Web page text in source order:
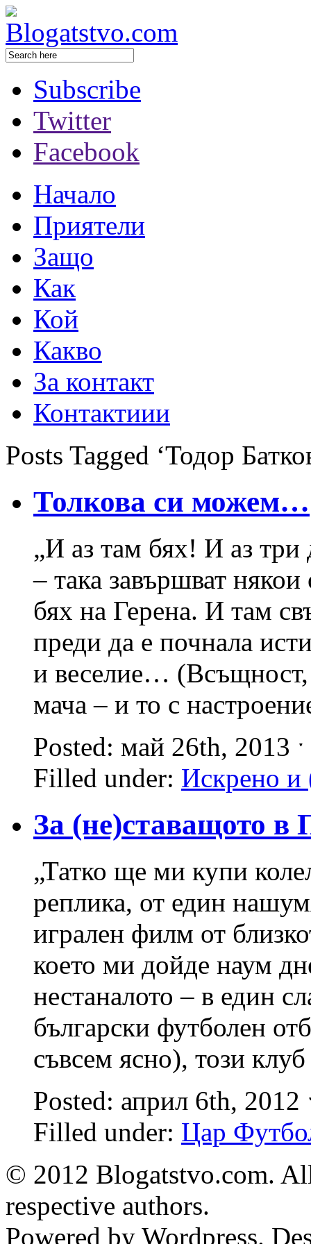
Subscribe
Twitter
Facebook
Начало
Приятели
Защо
Как
Кой
Какво
За контакт
Контактиии
Posts Tagged ‘Тодор
Толкова си можем…
„И аз там бях! И аз
– така завършват
бях на Герена. И там
преди да е почнала
и веселие…
мача – и то с
Posted: май 26th, 2013
Filled under: Искрено и
За (не)ставащото
„Татко ще ми купи
реплика, от един
игрален филм от
което ми дойде наум
нестаналото – в един
български футболен
съвсем ясно), този
Posted: април 6th,
Filled under: Цар
© 2012 Blogatstvo.com.
respective authors.
Powered by Wordpress.